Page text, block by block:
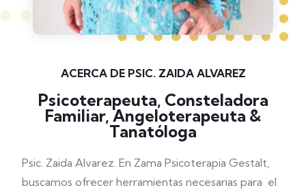
ACERCA DE PSIC. ZAIDA ALVAREZ
Psicoterapeuta, Consteladora
Familiar, Angeloterapeuta &
Tanatóloga
Psic. Zaida Alvarez. En Zama Psicoterapia Gestalt,
buscamos ofrecer herramientas necesarias para el